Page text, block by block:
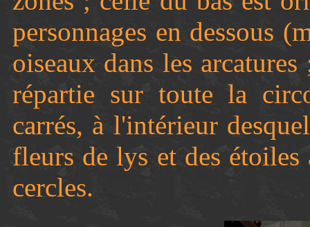
personnages en dessous
oiseaux dans les
répartie sur toute la
carrés, à l'intérieur
fleurs de lys et des étoiles
cercles.